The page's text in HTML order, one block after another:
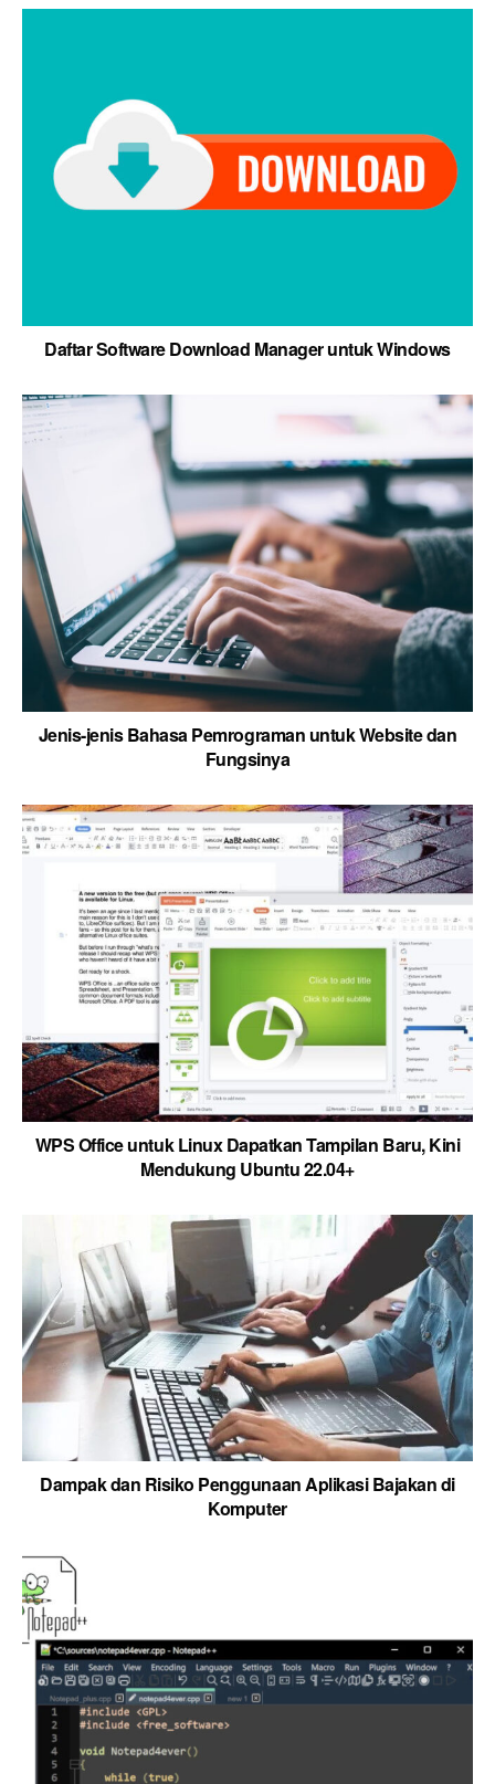
Daftar Software Download Manager untuk Windows
Jenis-jenis Bahasa Pemrograman untuk Website dan
Fungsinya
WPS Office untuk Linux Dapatkan Tampilan Baru, Kini
Mendukung Ubuntu 22.04+
Dampak dan Risiko Penggunaan Aplikasi Bajakan di
Komputer